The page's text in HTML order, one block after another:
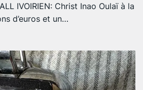
IVOIRIEN: Christ Inao Oulaï à la
d’euros et un…